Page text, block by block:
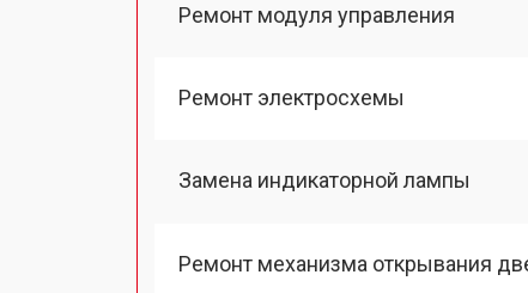
Ремонт модуля управления
Ремонт электросхемы
Замена индикаторной лампы
Ремонт механизма открывания